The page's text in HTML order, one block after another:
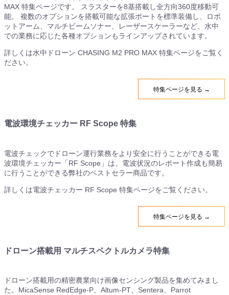
MAX 特集ページです。 スラスターを8基搭載し全方向360度移動可
能。 複数のオプションを搭載可能な拡張ポートを標準装備し、ロボ
ットアーム、マルチビームソナー、レーザースケーラーなど、水中
での業務に応じた各種オプションもラインアップされています。
詳しくは水中ドローン CHASING M2 PRO MAX 特集ページをご覧く
ださい。
特集ページを見る →
電波環境チェッカー RF Scope 特集
電波チェックでドローン運行業務をより安全に行うことができる電
波環境チェッカー「RF Scope」は、電波状況のレポート作成も簡易
に行うことができる弊社のベストセラー商品です。
詳しくは電波チェッカー RF Scope 特集ページをご覧ください。
特集ページを見る →
ドローン搭載用 マルチスペクトルカメラ特集
ドローン搭載用の精密農業向け画像センシング製品を集めてみまし
た。MicaSense RedEdge-P、Altum-PT、Sentera、Parrot